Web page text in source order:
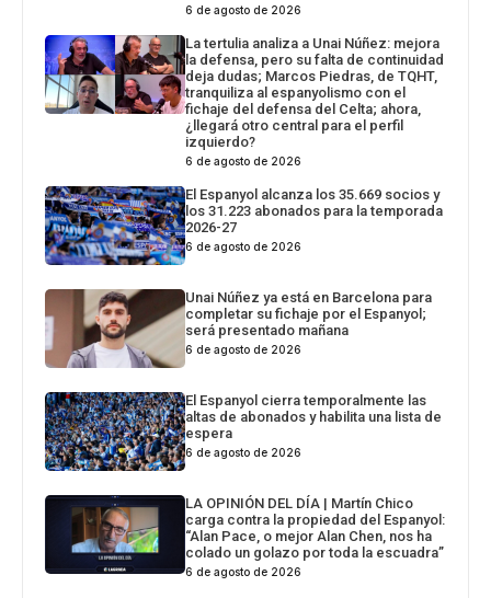
6 de agosto de 2026
La tertulia analiza a Unai Núñez: mejora
la defensa, pero su falta de continuidad
deja dudas; Marcos Piedras, de TQHT,
tranquiliza al espanyolismo con el
fichaje del defensa del Celta; ahora,
¿llegará otro central para el perfil
izquierdo?
6 de agosto de 2026
El Espanyol alcanza los 35.669 socios y
los 31.223 abonados para la temporada
2026-27
6 de agosto de 2026
Unai Núñez ya está en Barcelona para
completar su fichaje por el Espanyol;
será presentado mañana
6 de agosto de 2026
El Espanyol cierra temporalmente las
altas de abonados y habilita una lista de
espera
6 de agosto de 2026
LA OPINIÓN DEL DÍA | Martín Chico
carga contra la propiedad del Espanyol:
“Alan Pace, o mejor Alan Chen, nos ha
colado un golazo por toda la escuadra”
6 de agosto de 2026